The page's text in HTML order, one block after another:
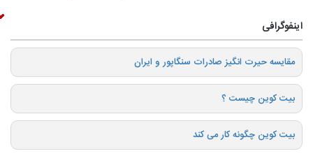
اینفوگرافی
️مقایسه حیرت انگیز صادرات سنگاپور و ایران
بیت کوین چیست ؟
بیت کوین چگونه کار می کند